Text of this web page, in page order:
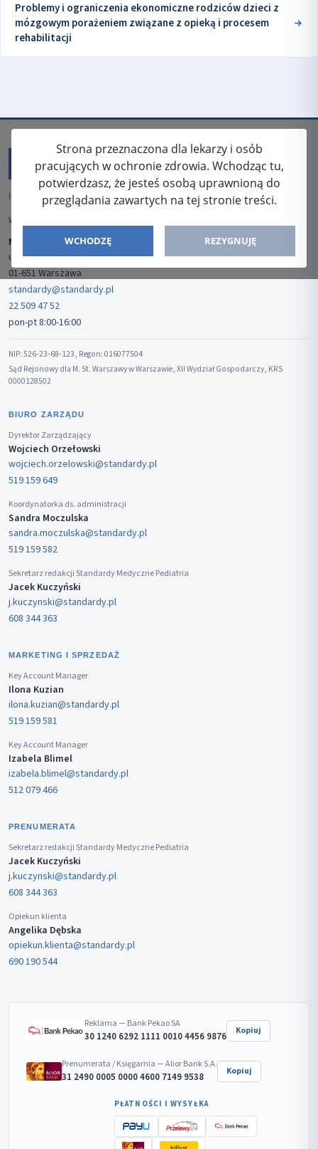
Problemy i ograniczenia ekonomiczne rodziców dzieci z
mózgowym porażeniem związane z opieką i procesem
rehabilitacji
Strona przeznaczona dla lekarzy i osób
pracujących w ochronie zdrowia. Wchodząc tu,
potwierdzasz, że jesteś osobą uprawnioną do
przeglądania zawartych na tej stronie treści.
WCHODZĘ REZYGNUJĘ
ISSN: 2080-5438
WYDAWCA
Media-Press Sp. z o.o.
ul. Gwiaździsta 7B/8
01-651 Warszawa
standardy@standardy.pl
22 509 47 52
pon-pt 8:00-16:00
NIP: 526-23-68-123, Regon: 016077504
Sąd Rejonowy dla M. St. Warszawy w Warszawie, XII Wydział Gospodarczy, KRS
0000128502
BIURO ZARZĄDU
Dyrektor Zarządzający
Wojciech Orzełowski
wojciech.orzelowski@standardy.pl
519 159 649
Koordynatorka ds. administracji
Sandra Moczulska
sandra.moczulska@standardy.pl
519 159 582
Sekretarz redakcji Standardy Medyczne Pediatria
Jacek Kuczyński
j.kuczynski@standardy.pl
608 344 363
MARKETING I SPRZEDAŻ
Key Account Manager
Ilona Kuzian
ilona.kuzian@standardy.pl
519 159 581
Key Account Manager
Izabela Blimel
izabela.blimel@standardy.pl
512 079 466
PRENUMERATA
Sekretarz redakcji Standardy Medyczne Pediatria
Jacek Kuczyński
j.kuczynski@standardy.pl
608 344 363
Opiekun klienta
Angelika Dębska
opiekun.klienta@standardy.pl
690 190 544
Reklama — Bank Pekao SA
30 1240 6292 1111 0010 4456 9876 Kopiuj
Prenumerata / Księgarnia — Alior Bank S.A.
31 2490 0005 0000 4600 7149 9538 Kopiuj
PŁATNOŚCI I WYSYŁKA